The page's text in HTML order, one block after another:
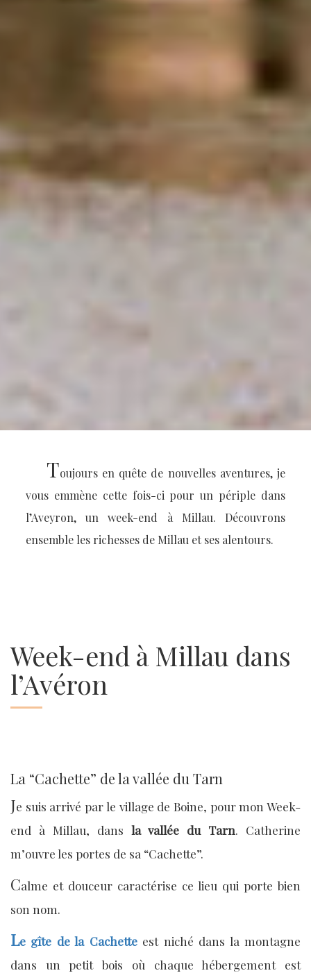
Toujours en quête de nouvelles aventures, je
vous emmène cette fois-ci pour un périple dans
l’Aveyron, un week-end à Millau. Découvrons
ensemble les richesses de Millau et ses alentours.
Week-end à Millau dans
l’Avéron
La “Cachette” de la vallée du Tarn
Je suis arrivé par le village de Boine, pour mon Week-
end à Millau, dans la vallée du Tarn. Catherine
m’ouvre les portes de sa “Cachette”.
Calme et douceur caractérise ce lieu qui porte bien
son nom.
Le gîte de la Cachetteest niché dans la montagne
dans un petit bois où chaque hébergement est